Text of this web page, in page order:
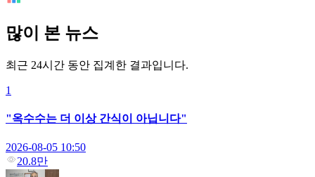
많이 본 뉴스
최근 24시간 동안 집계한 결과입니다.
1
"옥수수는 더 이상 간식이 아닙니다"
2026-08-05 10:50
20.8만